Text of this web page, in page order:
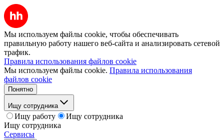
Мы используем файлы cookie, чтобы обеспечивать
правильную работу нашего веб-сайта и анализировать сетевой
трафик.
Правила использования файлов cookie
Мы используем файлы cookie. Правила использования
файлов cookie
Понятно
Ищу сотрудника
Ищу работу
Ищу сотрудника
Ищу сотрудника
Сервисы